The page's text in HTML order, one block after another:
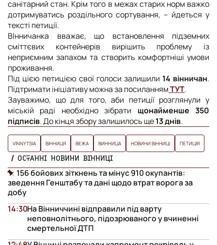
санітарний стан. Крім того в межах старих норм важко
дотримуватись роздільного сортування, – йдеться у
тексті петиції.
ВІнничанка вважає, що встановлення підземних
сміттєвих контейнерів вирішить проблему із
неприємним запахом та створить комфортніші умови
проживання.
Під цією петицією свої голоси залишили 14 вінничан.
Підтримати ініціативу можна за посиланнямТУТ.
Зауважимо, що для того, аби петиції розглянули у
міській раді необхідно зібрати щонайменше 350
підписів. До кінця збору залишилось ще13 днів.
VINNYTSIA ВІННИЦЯ ВЕЖА ВИННИЦА НОВИНИ ВІННИЦІ ПЕТИЦІЯ
ОСТАННІ НОВИНИ ВІННИЦІ
156 бойових зіткнень та мінус 910 окупантів:
зведення Генштабу та дані щодо втрат ворога за
добу
На Вінниччині відправили під варту
неповнолітнього, підозрюваного у вчиненні
смертельної ДТП
14:30